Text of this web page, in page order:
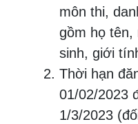
môn thi,
gồm họ tên,
sinh, giới
Thời hạn
01/02/2023
1/3/2023